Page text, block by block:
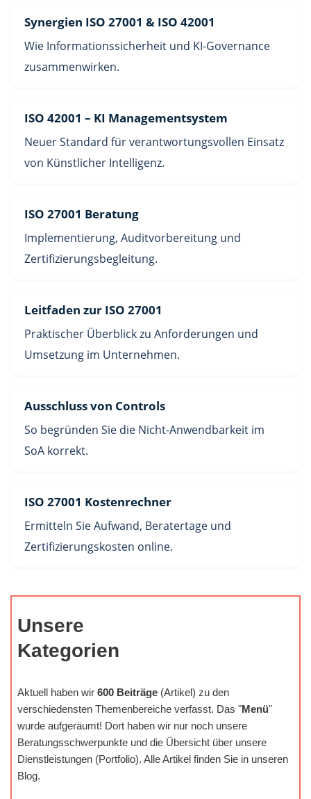
Synergien ISO 27001 & ISO 42001
Wie Informationssicherheit und KI-Governance
zusammenwirken.
ISO 42001 – KI Managementsystem
Neuer Standard für verantwortungsvollen Einsatz
von Künstlicher Intelligenz.
ISO 27001 Beratung
Implementierung, Auditvorbereitung und
Zertifizierungsbegleitung.
Leitfaden zur ISO 27001
Praktischer Überblick zu Anforderungen und
Umsetzung im Unternehmen.
Ausschluss von Controls
So begründen Sie die Nicht-Anwendbarkeit im
SoA korrekt.
ISO 27001 Kostenrechner
Ermitteln Sie Aufwand, Beratertage und
Zertifizierungskosten online.
Unsere
Kategorien
Aktuell haben wir 600 Beiträge (Artikel) zu den
verschiedensten Themenbereiche verfasst. Das "Menü"
wurde aufgeräumt! Dort haben wir nur noch unsere
Beratungsschwerpunkte und die Übersicht über unsere
Dienstleistungen (Portfolio). Alle Artikel finden Sie in unseren
Blog.